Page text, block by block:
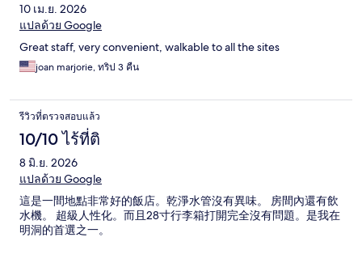
10 เม.ย. 2026
แปลด้วย Google
Great staff, very convenient, walkable to all the sites
joan marjorie, ทริป 3 คืน
รีวิวที่ตรวจสอบแล้ว
10/10 ไร้ที่ติ
8 มิ.ย. 2026
แปลด้วย Google
這是一間地點非常好的飯店。乾淨水管沒有異味。 房間內還有飲
水機。 超級人性化。而且28寸行李箱打開完全沒有問題。是我在
明洞的首選之一。